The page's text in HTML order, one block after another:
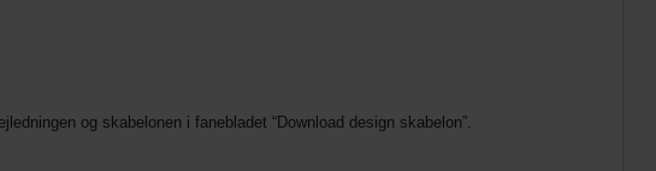
og skabelonen i fanebladet “Download design skabelon”.